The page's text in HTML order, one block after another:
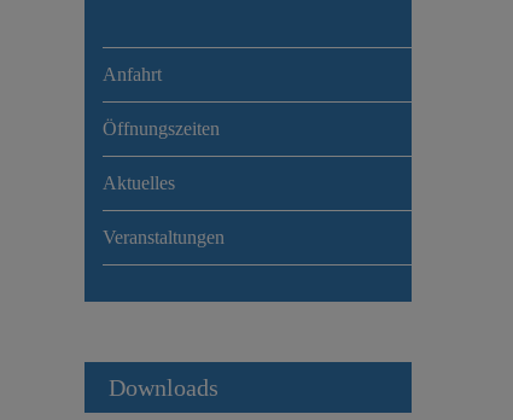
Anfahrt
Öffnungszeiten
Aktuelles
Veranstaltungen
Downloads